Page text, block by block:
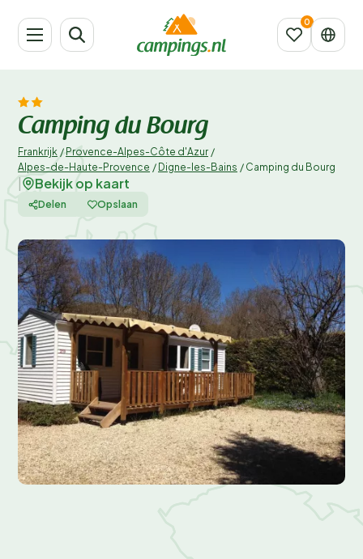
Camping du Bourg
Frankrijk / Provence-Alpes-Côte d'Azur /
Alpes-de-Haute-Provence / Digne-les-Bains / Camping du Bourg
Bekijk op kaart
Delen Opslaan